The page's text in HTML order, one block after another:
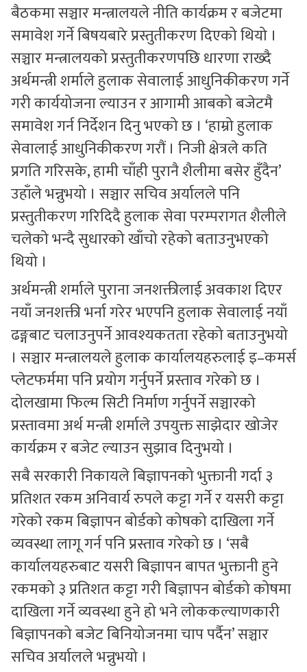
बैठकमा सञ्चार मन्त्रालयले नीति कार्यक्रम र बजेटमा
समावेश गर्ने बिषयबारे प्रस्तुतीकरण दिएको थियो ।
सञ्चार मन्त्रालयको प्रस्तुतीकरणपछि धारणा राख्दै
अर्थमन्त्री शर्माले हुलाक सेवालाई आधुनिकीकरण गर्ने
गरी कार्ययोजना ल्याउन र आगामी आबको बजेटमै
समावेश गर्न निर्देशन दिनु भएको छ । ‘हाम्रो हुलाक
सेवालाई आधुनिकीकरण गरौं । निजी क्षेत्रले कति
प्रगति गरिसके, हामी चाँही पुरानै शैलीमा बसेर हुँदैन’
उहाँले भन्नुभयो । सञ्चार सचिव अर्यालले पनि
प्रस्तुतीकरण गरिदिदै हुलाक सेवा परम्परागत शैलीले
चलेको भन्दै सुधारको खाँचो रहेको बताउनुभएको
थियो ।
अर्थमन्त्री शर्माले पुराना जनशक्तीलाई अवकाश दिएर
नयाँ जनशक्ती भर्ना गरेर भएपनि हुलाक सेवालाई नयाँ
ढङ्गबाट चलाउनुपर्ने आवश्यकतता रहेको बताउनुभयो
। सञ्चार मन्त्रालयले हुलाक कार्यालयहरुलाई इ–कमर्स
प्लेटफर्ममा पनि प्रयोग गर्नुपर्ने प्रस्ताव गरेको छ ।
दोलखामा फिल्म सिटी निर्माण गर्नुपर्ने सञ्चारको
प्रस्तावमा अर्थ मन्त्री शर्माले उपयुक्त साझेदार खोजेर
कार्यक्रम र बजेट ल्याउन सुझाव दिनुभयो ।
सबै सरकारी निकायले बिज्ञापनको भुक्तानी गर्दा ३
प्रतिशत रकम अनिवार्य रुपले कट्टा गर्ने र यसरी कट्टा
गरेको रकम बिज्ञापन बोर्डको कोषको दाखिला गर्ने
व्यवस्था लागू गर्न पनि प्रस्ताव गरेको छ । ‘सबै
कार्यालयहरुबाट यसरी बिज्ञापन बापत भुक्तानी हुने
रकमको ३ प्रतिशत कट्टा गरी बिज्ञापन बोर्डको कोषमा
दाखिला गर्ने व्यवस्था हुने हो भने लोककल्याणकारी
बिज्ञापनको बजेट बिनियोजनमा चाप पर्दैन’ सञ्चार
सचिव अर्यालले भन्नुभयो ।